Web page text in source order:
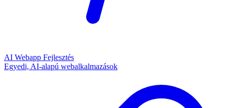
AI Webapp Fejlesztés
Egyedi, AI-alapú webalkalmazások